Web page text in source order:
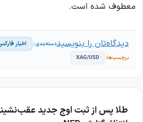
معطوف شده است.
اخبار
XAG/USD
دیدگاه‌تان را بنویسید
طلا پس از ثبت اوج جدید عقب‌نشینی